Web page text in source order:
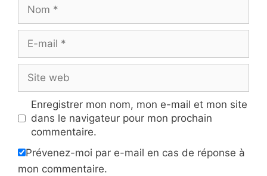
mail
web
Enregistrer mon nom, mon e-mail et mon site
dans le navigateur pour mon prochain
commentaire.
Prévenez-moi par e-mail en cas de réponse à
mon commentaire.